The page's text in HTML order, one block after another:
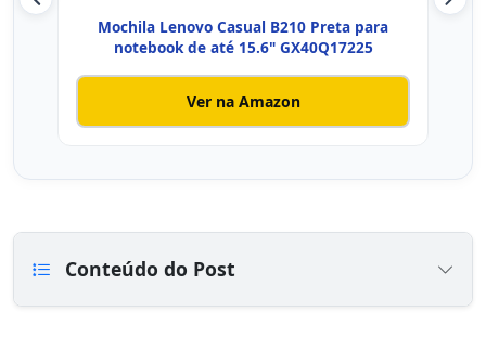
Mochila Lenovo Casual B210 Preta para
notebook de até 15.6" GX40Q17225
Ver na Amazon
Conteúdo do Post